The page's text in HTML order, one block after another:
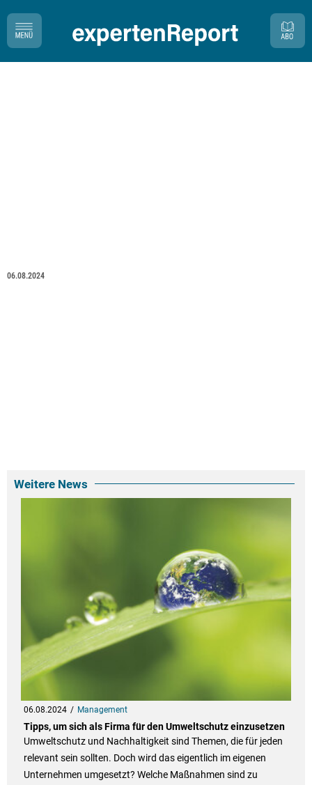
06.08.2024
Weitere News
06.08.2024 Management
Tipps, um sich als Firma für den Umweltschutz einzusetzen
Umweltschutz und Nachhaltigkeit sind Themen, die für jeden
relevant sein sollten. Doch wird das eigentlich im eigenen
Unternehmen umgesetzt? Welche Maßnahmen sind zu